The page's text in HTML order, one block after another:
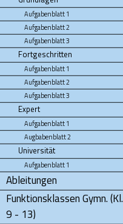
Aufgabenblatt 1
Aufgabenblatt 2
Aufgabenblatt 3
Fortgeschritten
Aufgabenblatt 1
Aufgabenblatt 2
Aufgabenblatt 3
Expert
Aufgabenblatt 1
Augbabenblatt 2
Universität
Aufgabenblatt 1
Ableitungen
Funktionsklassen Gymn. (Kl.
9 - 13)